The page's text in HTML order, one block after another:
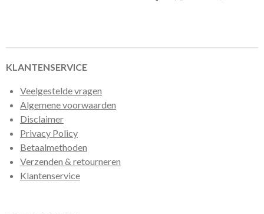
KLANTENSERVICE
Veelgestelde vragen
Algemene voorwaarden
Disclaimer
Privacy Policy
Betaalmethoden
Verzenden & retourneren
Klantenservice